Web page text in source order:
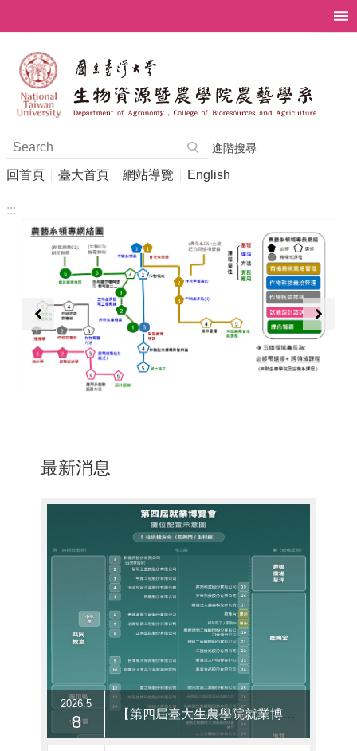
進階搜尋
回首頁 臺大首頁 網站導覽 English
:::
最新消息
2026.5
8 【第四屆臺大生農學院就業博覽會｜5/9 舟山路見】